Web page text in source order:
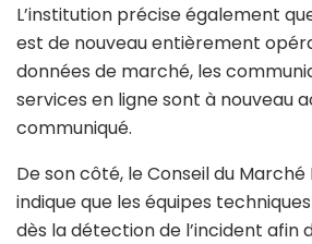
L’institution précise également
est de nouveau entièrement
données de marché, les
services en ligne sont à nouveau
communiqué.
De son côté, le Conseil du
indique que les équipes
dès la détection de l’incident afin